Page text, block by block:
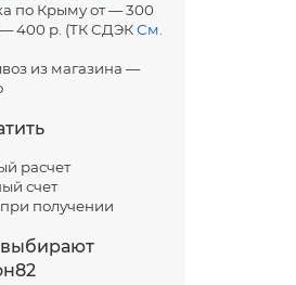
по Крыму от — 300
400 р. (ТК СДЭКСм.
из магазина —
расчет
счет
получении